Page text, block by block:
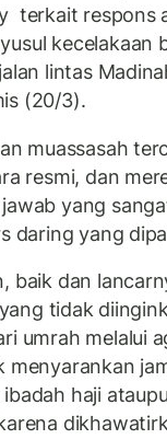
terkait respons
kecelakaan
lintas
(20/3).
muassasah
resmi, dan
yang
daring yang
baik dan
tidak
umrah melalui
menyarankan
haji